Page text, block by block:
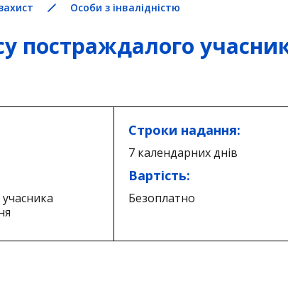
Особи з інвалідністю
постраждалого
Строки надання:
7 календарних днів
Вартість:
Безоплатно